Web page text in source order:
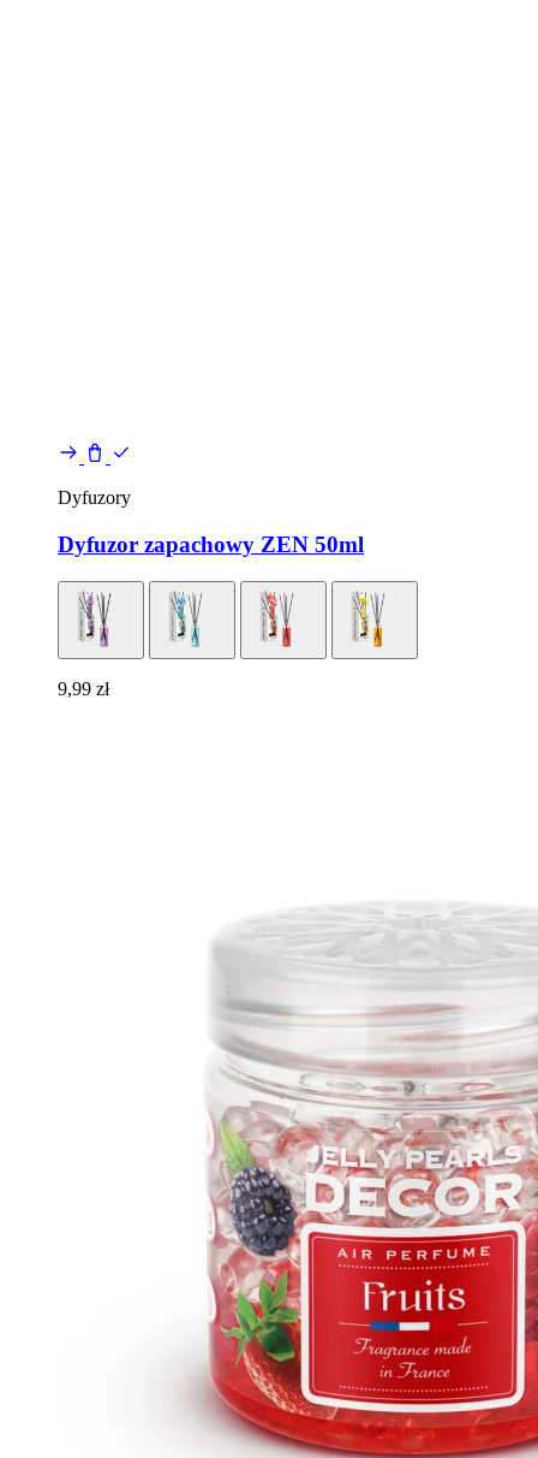
Dyfuzory
Dyfuzor zapachowy ZEN 50ml
9,99 zł